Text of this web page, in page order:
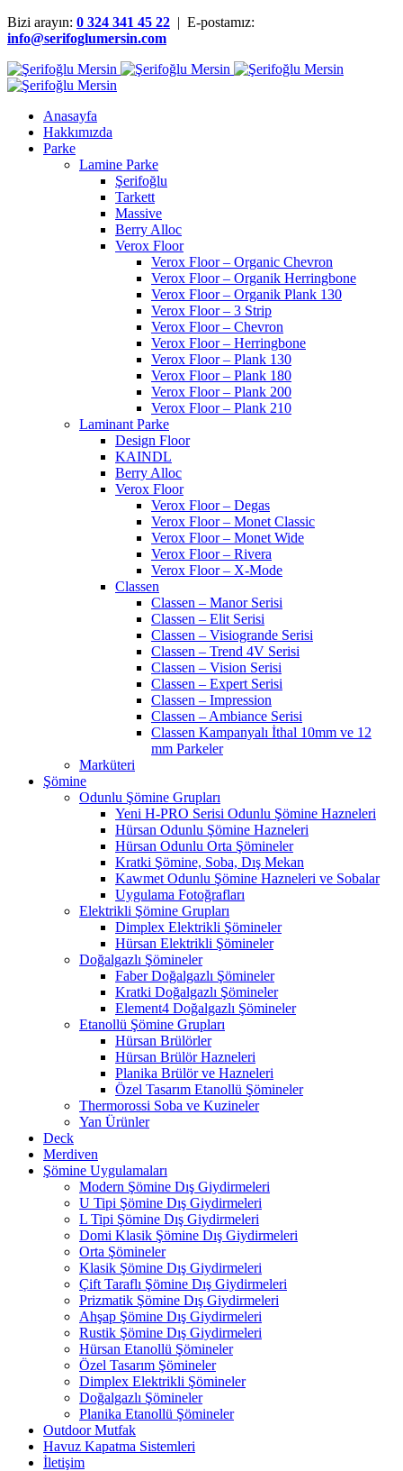
Bizi arayın: 0 324 341 45 22 | E-postamız:
info@serifoglumersin.com
Anasayfa
Hakkımızda
Parke
Lamine Parke
Şerifoğlu
Tarkett
Massive
Berry Alloc
Verox Floor
Verox Floor – Organic Chevron
Verox Floor – Organik Herringbone
Verox Floor – Organik Plank 130
Verox Floor – 3 Strip
Verox Floor – Chevron
Verox Floor – Herringbone
Verox Floor – Plank 130
Verox Floor – Plank 180
Verox Floor – Plank 200
Verox Floor – Plank 210
Laminant Parke
Design Floor
KAINDL
Berry Alloc
Verox Floor
Verox Floor – Degas
Verox Floor – Monet Classic
Verox Floor – Monet Wide
Verox Floor – Rivera
Verox Floor – X-Mode
Classen
Classen – Manor Serisi
Classen – Elit Serisi
Classen – Visiogrande Serisi
Classen – Trend 4V Serisi
Classen – Vision Serisi
Classen – Expert Serisi
Classen – Impression
Classen – Ambiance Serisi
Classen Kampanyalı İthal 10mm ve 12
mm Parkeler
Marküteri
Şömine
Odunlu Şömine Grupları
Yeni H-PRO Serisi Odunlu Şömine Hazneleri
Hürsan Odunlu Şömine Hazneleri
Hürsan Odunlu Orta Şömineler
Kratki Şömine, Soba, Dış Mekan
Kawmet Odunlu Şömine Hazneleri ve Sobalar
Uygulama Fotoğrafları
Elektrikli Şömine Grupları
Dimplex Elektrikli Şömineler
Hürsan Elektrikli Şömineler
Doğalgazlı Şömineler
Faber Doğalgazlı Şömineler
Kratki Doğalgazlı Şömineler
Element4 Doğalgazlı Şömineler
Etanollü Şömine Grupları
Hürsan Brülörler
Hürsan Brülör Hazneleri
Planika Brülör ve Hazneleri
Özel Tasarım Etanollü Şömineler
Thermorossi Soba ve Kuzineler
Yan Ürünler
Deck
Merdiven
Şömine Uygulamaları
Modern Şömine Dış Giydirmeleri
U Tipi Şömine Dış Giydirmeleri
L Tipi Şömine Dış Giydirmeleri
Domi Klasik Şömine Dış Giydirmeleri
Orta Şömineler
Klasik Şömine Dış Giydirmeleri
Çift Taraflı Şömine Dış Giydirmeleri
Prizmatik Şömine Dış Giydirmeleri
Ahşap Şömine Dış Giydirmeleri
Rustik Şömine Dış Giydirmeleri
Hürsan Etanollü Şömineler
Özel Tasarım Şömineler
Dimplex Elektrikli Şömineler
Doğalgazlı Şömineler
Planika Etanollü Şömineler
Outdoor Mutfak
Havuz Kapatma Sistemleri
İletişim